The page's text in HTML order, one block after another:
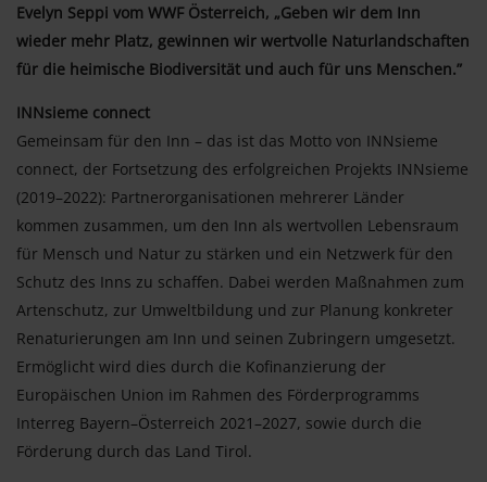
Evelyn Seppi vom WWF Österreich, „Geben wir dem Inn
wieder mehr Platz, gewinnen wir wertvolle Naturlandschaften
für die heimische Biodiversität und auch für uns Menschen.”
INNsieme connect
Gemeinsam für den Inn – das ist das Motto von INNsieme
connect, der Fortsetzung des erfolgreichen Projekts INNsieme
(2019–2022): Partnerorganisationen mehrerer Länder
kommen zusammen, um den Inn als wertvollen Lebensraum
für Mensch und Natur zu stärken und ein Netzwerk für den
Schutz des Inns zu schaffen. Dabei werden Maßnahmen zum
Artenschutz, zur Umweltbildung und zur Planung konkreter
Renaturierungen am Inn und seinen Zubringern umgesetzt.
Ermöglicht wird dies durch die Kofinanzierung der
Europäischen Union im Rahmen des Förderprogramms
Interreg Bayern–Österreich 2021–2027, sowie durch die
Förderung durch das Land Tirol.